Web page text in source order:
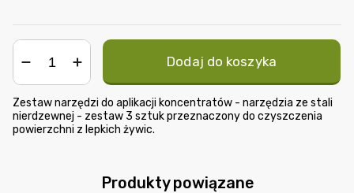
Dodaj do koszyka
Zestaw narzędzi do aplikacji koncentratów - narzędzia ze stali
nierdzewnej - zestaw 3 sztuk przeznaczony do czyszczenia
powierzchni z lepkich żywic.
Produkty powiązane